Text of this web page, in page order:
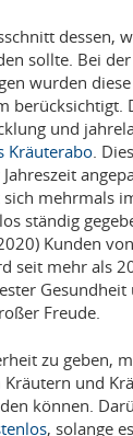
dessen,
sollte. Bei
wurden
berücksichtigt.
und
Kräuterabo .
mehrmals
ständig
Kunden
seit mehr als
Gesundheit
Freude.
zu geben,
und
können.
, solange